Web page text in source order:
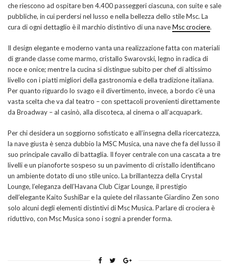
che riescono ad ospitare ben 4.400 passeggeri ciascuna, con suite e sale
pubbliche, in cui perdersi nel lusso e nella bellezza dello stile Msc. La
cura di ogni dettaglio è il marchio distintivo di una naveMsc crociere.
Il design elegante e moderno vanta una realizzazione fatta con materiali
di grande classe come marmo, cristallo Swarovski, legno in radica di
noce e onice; mentre la cucina si distingue subito per chef di altissimo
livello con i piatti migliori della gastronomia e della tradizione italiana.
Per quanto riguardo lo svago e il divertimento, invece, a bordo c’è una
vasta scelta che va dal teatro – con spettacoli provenienti direttamente
da Broadway – al casinò, alla discoteca, al cinema o all’acquapark.
Per chi desidera un soggiorno sofisticato e all’insegna della ricercatezza,
la nave giusta è senza dubbio la MSC Musica, una nave che fa del lusso il
suo principale cavallo di battaglia. Il foyer centrale con una cascata a tre
livelli e un pianoforte sospeso su un pavimento di cristallo identificano
un ambiente dotato di uno stile unico. La brillantezza della Crystal
Lounge, l’eleganza dell’Havana Club Cigar Lounge, il prestigio
dell’elegante Kaito SushiBar e la quiete del rilassante Giardino Zen sono
solo alcuni degli elementi distintivi di Msc Musica. Parlare di crociera è
riduttivo, con Msc Musica sono i sogni a prender forma.